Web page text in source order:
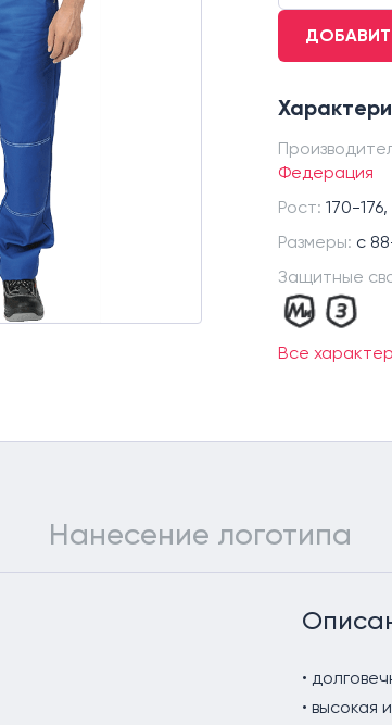
104-108, 170-
104-108,
112-116, 182-
120-124, 194-
128-132, 170-
128-132, 182-
88-92, 170-
96-100, 170-
Федерация
Рост: 170-
Размеры: с
Защитные
Все
Нанесение логотипа
•
• высокая